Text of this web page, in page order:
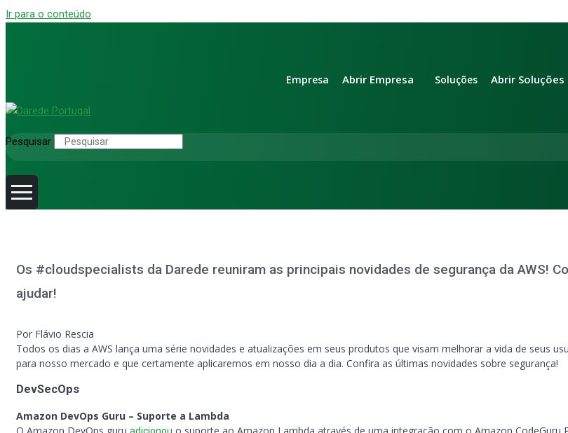
Ir para o conteúdo
Empresa Abrir Empresa Soluções Abrir Soluções
Pesquisar
Os #cloudspecialists da Darede reuniram as principais novidades de segurança da AWS!
ajudar!
Por Flávio Rescia
Todos os dias a AWS lança uma série novidades e atualizações em seus produtos que visam melhorar a vida de seus
para nosso mercado e que certamente aplicaremos em nosso dia a dia. Confira as últimas novidades sobre segurança!
DevSecOps
Amazon DevOps Guru – Suporte a Lambda
adicionou